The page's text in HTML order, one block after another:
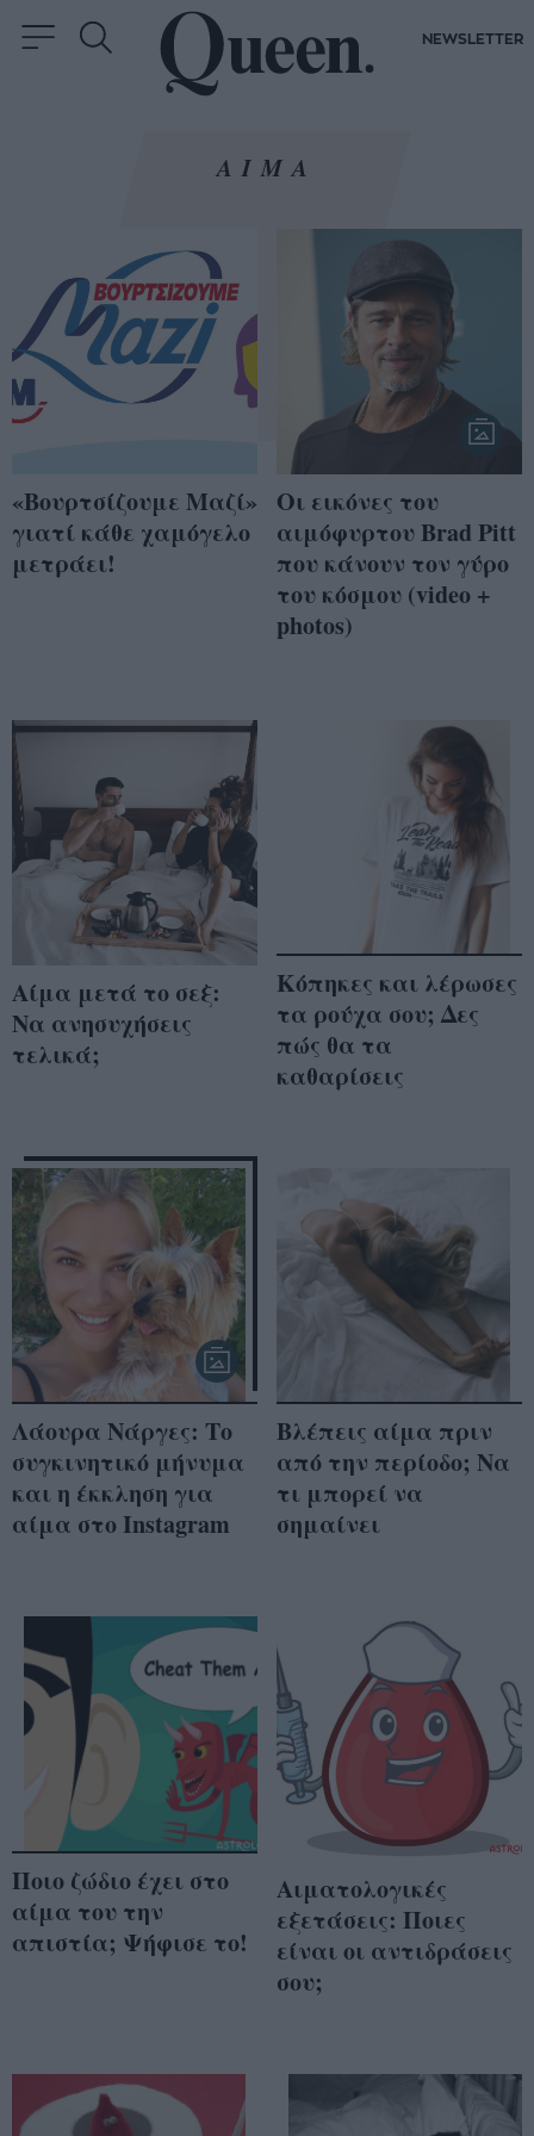
NEWSLETTER
ΑΙΜΑ
«Βουρτσίζουμε Μαζί»
γιατί κάθε χαμόγελο
μετράει!
Οι εικόνες του
αιμόφυρτου Brad Pitt
που κάνουν τον γύρο
του κόσμου (video +
photos)
Αίμα μετά το σεξ:
Να ανησυχήσεις
τελικά;
Κόπηκες και λέρωσες
τα ρούχα σου; Δες
πώς θα τα
καθαρίσεις
Λάουρα Νάργες: Το
συγκινητικό μήνυμα
και η έκκληση για
αίμα στο Instagram
Βλέπεις αίμα πριν
από την περίοδο; Να
τι μπορεί να
σημαίνει
Ποιο ζώδιο έχει στο
αίμα του την
απιστία; Ψήφισε το!
Αιματολογικές
εξετάσεις: Ποιες
είναι οι αντιδράσεις
σου;